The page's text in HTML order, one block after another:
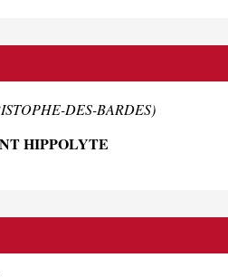
DES-BARDES)
HIPPOLYTE